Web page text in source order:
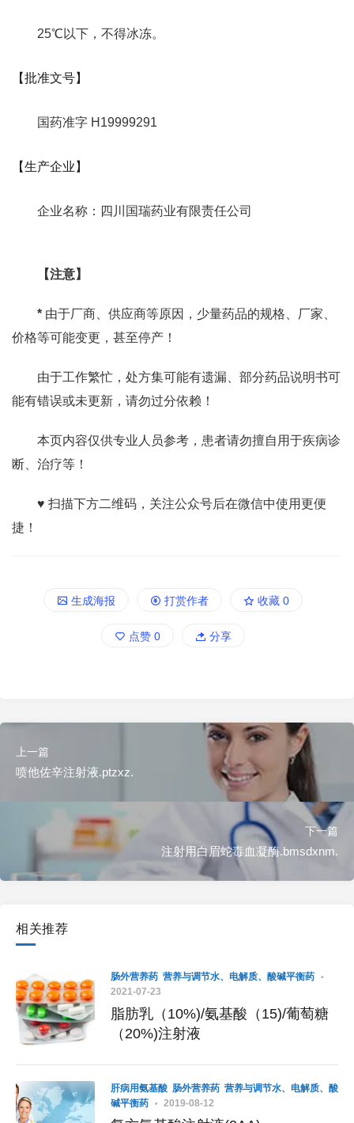
25℃以下，不得冰冻。
【批准文号】
国药准字 H19999291
【生产企业】
企业名称：四川国瑞药业有限责任公司
【注意】
* 由于厂商、供应商等原因，少量药品的规格、厂家、
价格等可能变更，甚至停产！
由于工作繁忙，处方集可能有遗漏、部分药品说明书可
能有错误或未更新，请勿过分依赖！
本页内容仅供专业人员参考，患者请勿擅自用于疾病诊
断、治疗等！
♥ 扫描下方二维码，关注公众号后在微信中使用更便
捷！
生成海报 打赏作者 收藏 0
点赞 0 分享
上一篇
喷他佐辛注射液.ptzxz.
下一篇
注射用白眉蛇毒血凝酶.bmsdxnm.
相关推荐
肠外营养药 营养与调节水、电解质、酸碱平衡药
2021-07-23
脂肪乳（10%)/氨基酸（15)/葡萄糖
（20%)注射液
肝病用氨基酸 肠外营养药 营养与调节水、电解质、酸
碱平衡药
2019-08-12